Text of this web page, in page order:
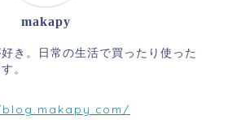
makapy
き。日常の生活で買ったり使った
。